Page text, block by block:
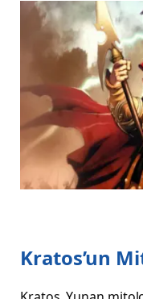
Kratos’un